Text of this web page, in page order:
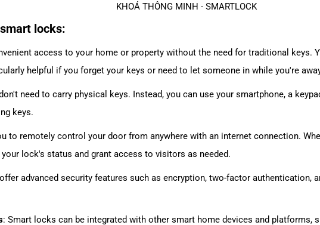
KHOÁ THÔNG MINH - SMARTLOCK
locks:
access to your home or property without the need for traditional keys.
helpful if you forget your keys or need to let someone in while you're
need to carry physical keys. Instead, you can use your smartphone, a
keys.
to remotely control your door from anywhere with an internet connection.
lock's status and grant access to visitors as needed.
advanced security features such as encryption, two-factor authentication,
: Smart locks can be integrated with other smart home devices and platforms,